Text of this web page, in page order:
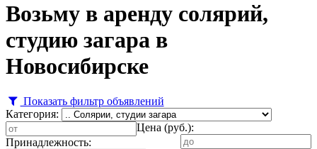
Возьму в аренду солярий,
студию загара в
Новосибирске
Показать фильтр объявлений
Категория:
Цена (руб.):
Принадлежность: